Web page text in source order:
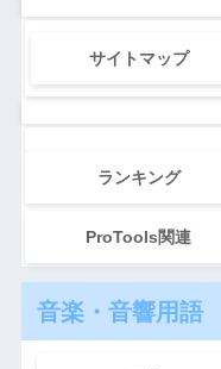
サイトマップ
ランキング
ProTools関連
音楽・音響用語